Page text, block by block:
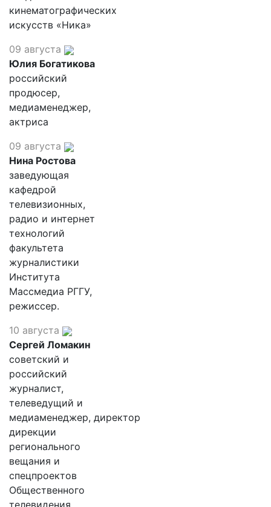
кинематографических
искусств «Ника»
09 августа
Юлия Богатикова
российский
продюсер,
медиаменеджер,
актриса
09 августа
Нина Ростова
заведующая
кафедрой
телевизионных,
радио и интернет
технологий
факультета
журналистики
Института
Массмедиа РГГУ,
режиссер.
10 августа
Сергей Ломакин
советский и
российский
журналист,
телеведущий и
медиаменеджер, директор
дирекции
регионального
вещания и
спецпроектов
Общественного
телевидения